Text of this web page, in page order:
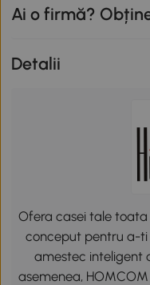
Ai o firmă?
Detalii
Ofera casei tale
conceput pentru a-
amestec inteligent
asemenea,